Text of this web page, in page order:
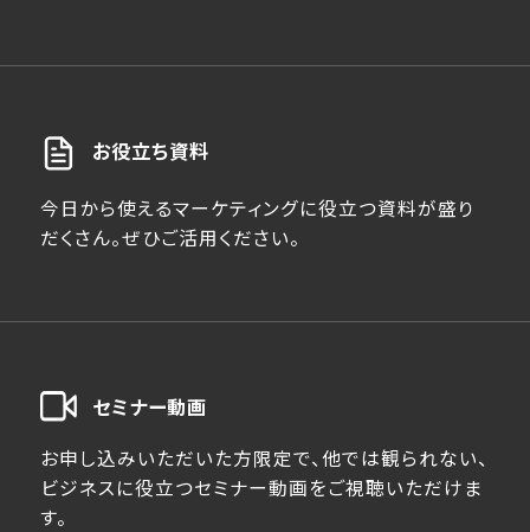
お役立ち資料
今日から使えるマーケティングに役立つ資料が盛り
だくさん。ぜひご活用ください。
セミナー動画
お申し込みいただいた方限定で、他では観られない、
ビジネスに役立つセミナー動画をご視聴いただけま
す。